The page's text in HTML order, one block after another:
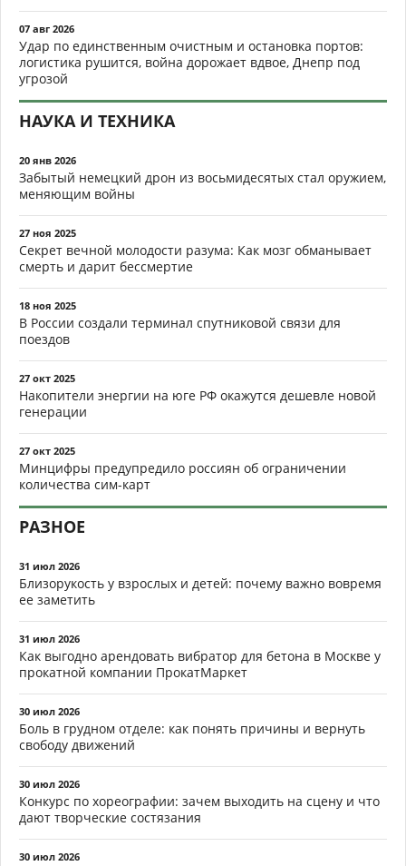
07 авг 2026
Удар по единственным очистным и остановка портов:
логистика рушится, война дорожает вдвое, Днепр под
угрозой
НАУКА И ТЕХНИКА
20 янв 2026
Забытый немецкий дрон из восьмидесятых стал оружием,
меняющим войны
27 ноя 2025
Секрет вечной молодости разума: Как мозг обманывает
смерть и дарит бессмертие
18 ноя 2025
В России создали терминал спутниковой связи для
поездов
27 окт 2025
Накопители энергии на юге РФ окажутся дешевле новой
генерации
27 окт 2025
Минцифры предупредило россиян об ограничении
количества сим-карт
РАЗНОЕ
31 июл 2026
Близорукость у взрослых и детей: почему важно вовремя
ее заметить
31 июл 2026
Как выгодно арендовать вибратор для бетона в Москве у
прокатной компании ПрокатМаркет
30 июл 2026
Боль в грудном отделе: как понять причины и вернуть
свободу движений
30 июл 2026
Конкурс по хореографии: зачем выходить на сцену и что
дают творческие состязания
30 июл 2026